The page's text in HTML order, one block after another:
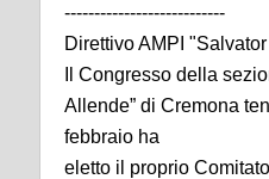
---------------------------
Direttivo AMPI
Il Congresso della
Allende” di Cremona
febbraio ha
eletto il proprio